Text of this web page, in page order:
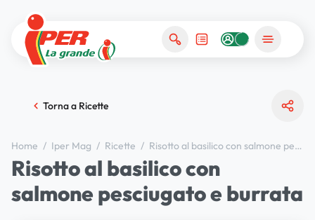
Torna a Ricette
Home / Iper Mag / Ricette / Risotto al basilico con salmone pesciugato e burrata
Risotto al basilico con
salmone pesciugato e burrata